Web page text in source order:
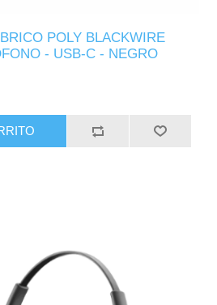
POLY BLACKWIRE
- USB-C - NEGRO